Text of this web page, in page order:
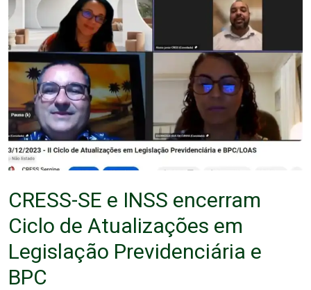
CRESS-SE e INSS encerram
Ciclo de Atualizações em
Legislação Previdenciária e
BPC